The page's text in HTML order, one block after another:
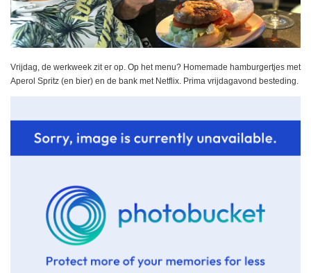
Vrijdag, de werkweek zit er op. Op het menu? Homemade hamburgertjes met
Aperol Spritz (en bier) en de bank met Netflix. Prima vrijdagavond besteding.